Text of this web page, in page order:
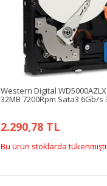
Western Digital
32MB 7200Rpm Sata3 6Gb/s
2.290,78 TL
Bu ürün stoklarda